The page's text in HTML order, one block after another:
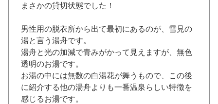
まさかの貸切状態でした！
男性用の脱衣所から出て最初にあるのが、雪見の
湯と言う湯舟です。
湯舟と光の加減で青みがかって見えますが、無色
透明のお湯です。
お湯の中には無数の白湯花が舞うもので、この後
に紹介する他の湯舟よりも一番温泉らしい特徴を
感じるお湯です。